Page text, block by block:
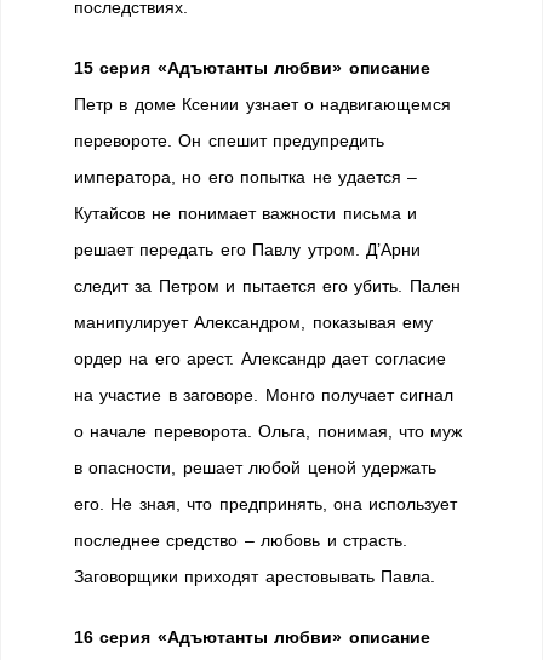
последствиях.
15 серия «Адъютанты любви» описание
Петр в доме Ксении узнает о надвигающемся
перевороте. Он спешит предупредить
императора, но его попытка не удается –
Кутайсов не понимает важности письма и
решает передать его Павлу утром. Д’Арни
следит за Петром и пытается его убить. Пален
манипулирует Александром, показывая ему
ордер на его арест. Александр дает согласие
на участие в заговоре. Монго получает сигнал
о начале переворота. Ольга, понимая, что муж
в опасности, решает любой ценой удержать
его. Не зная, что предпринять, она использует
последнее средство – любовь и страсть.
Заговорщики приходят арестовывать Павла.
16 серия «Адъютанты любви» описание